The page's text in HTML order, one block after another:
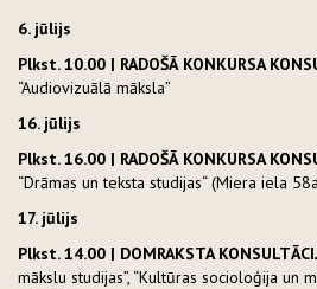
6. jūlijs
Plkst. 10.00 | RADOŠĀ KONKURSA
“Audiovizuālā māksla”
16. jūlijs
Plkst. 16.00 | RADOŠĀ KONKURSA
“Drāmas un teksta studijas“ (Miera iela
17. jūlijs
Plkst. 14.00 | DOMRAKSTA
mākslu studijas”, “Kultūras socioloģija un